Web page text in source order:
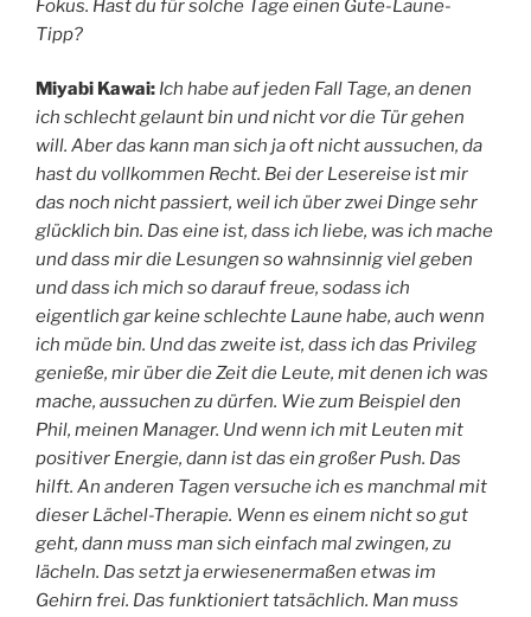
Fokus. Hast du für solche Tage einen Gute-Laune-
Tipp?
Miyabi Kawai: Ich habe auf jeden Fall Tage, an denen
ich schlecht gelaunt bin und nicht vor die Tür gehen
will. Aber das kann man sich ja oft nicht aussuchen, da
hast du vollkommen Recht. Bei der Lesereise ist mir
das noch nicht passiert, weil ich über zwei Dinge sehr
glücklich bin. Das eine ist, dass ich liebe, was ich mache
und dass mir die Lesungen so wahnsinnig viel geben
und dass ich mich so darauf freue, sodass ich
eigentlich gar keine schlechte Laune habe, auch wenn
ich müde bin. Und das zweite ist, dass ich das Privileg
genieße, mir über die Zeit die Leute, mit denen ich was
mache, aussuchen zu dürfen. Wie zum Beispiel den
Phil, meinen Manager. Und wenn ich mit Leuten mit
positiver Energie, dann ist das ein großer Push. Das
hilft. An anderen Tagen versuche ich es manchmal mit
dieser Lächel-Therapie. Wenn es einem nicht so gut
geht, dann muss man sich einfach mal zwingen, zu
lächeln. Das setzt ja erwiesenermaßen etwas im
Gehirn frei. Das funktioniert tatsächlich. Man muss